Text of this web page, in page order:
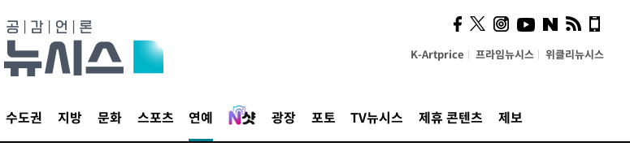
K-Artprice 프라임뉴시스 위클리뉴시스
수도권 지방 문화 스포츠 연예 광장 포토 TV뉴시스 제휴 콘텐츠 제보
사이 해답 찾았죠"…알을
깨고 나온 '초자아'